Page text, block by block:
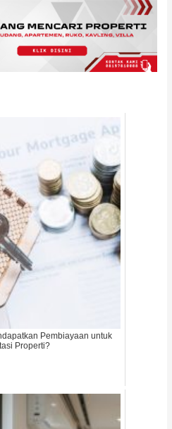
Pembiayaan untuk
Properti?